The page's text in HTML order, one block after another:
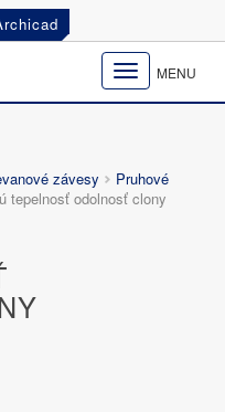
Toggle
navigation
MENU
závesy
Pruhové
tepelnosť odolnosť clony